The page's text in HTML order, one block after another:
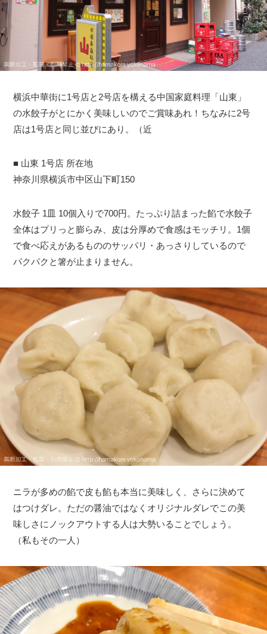
横浜中華街に1号店と2号店を構える中国家庭料理「山東」
の水餃子がとにかく美味しいのでご賞味あれ！ちなみに2号
店は1号店と同じ並びにあり。（近
■ 山東 1号店 所在地
神奈川県横浜市中区山下町150
水餃子 1皿 10個入りで700円。たっぷり詰まった餡で水餃子
全体はプリっと膨らみ、皮は分厚めで食感はモッチリ。1個
で食べ応えがあるもののサッパリ・あっさりしているので
パクパクと箸が止まりません。
ニラが多めの餡で皮も餡も本当に美味しく、さらに決めて
はつけダレ。ただの醤油ではなくオリジナルダレでこの美
味しさにノックアウトする人は大勢いることでしょう。
（私もその一人）